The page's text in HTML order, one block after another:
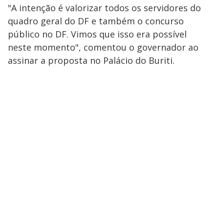
"A intenção é valorizar todos os servidores do
quadro geral do DF e também o concurso
público no DF. Vimos que isso era possível
neste momento", comentou o governador ao
assinar a proposta no Palácio do Buriti.